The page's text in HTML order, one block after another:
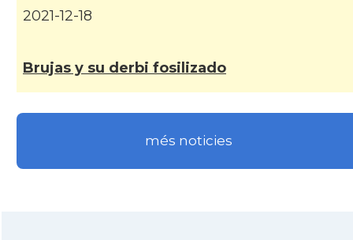
2021-12-18
Brujas y su derbi fosilizado
més noticies